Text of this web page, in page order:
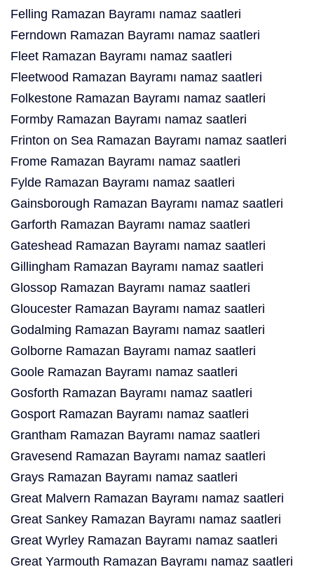
Felling Ramazan Bayramı namaz saatleri
Ferndown Ramazan Bayramı namaz saatleri
Fleet Ramazan Bayramı namaz saatleri
Fleetwood Ramazan Bayramı namaz saatleri
Folkestone Ramazan Bayramı namaz saatleri
Formby Ramazan Bayramı namaz saatleri
Frinton on Sea Ramazan Bayramı namaz saatleri
Frome Ramazan Bayramı namaz saatleri
Fylde Ramazan Bayramı namaz saatleri
Gainsborough Ramazan Bayramı namaz saatleri
Garforth Ramazan Bayramı namaz saatleri
Gateshead Ramazan Bayramı namaz saatleri
Gillingham Ramazan Bayramı namaz saatleri
Glossop Ramazan Bayramı namaz saatleri
Gloucester Ramazan Bayramı namaz saatleri
Godalming Ramazan Bayramı namaz saatleri
Golborne Ramazan Bayramı namaz saatleri
Goole Ramazan Bayramı namaz saatleri
Gosforth Ramazan Bayramı namaz saatleri
Gosport Ramazan Bayramı namaz saatleri
Grantham Ramazan Bayramı namaz saatleri
Gravesend Ramazan Bayramı namaz saatleri
Grays Ramazan Bayramı namaz saatleri
Great Malvern Ramazan Bayramı namaz saatleri
Great Sankey Ramazan Bayramı namaz saatleri
Great Wyrley Ramazan Bayramı namaz saatleri
Great Yarmouth Ramazan Bayramı namaz saatleri